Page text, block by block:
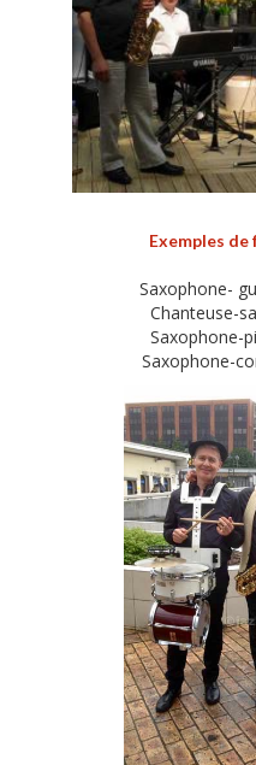
Exemples de
Saxophone-
Chanteuse-
Saxophone-
Saxophone-